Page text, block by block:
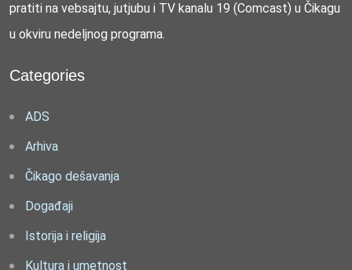
pratiti na vebsajtu, jutjubu i TV kanalu 19 (Comcast) u Čikagu
u okviru nedeljnog programa.
Categories
ADS
Arhiva
Čikago dešavanja
Događaji
Istorija i religija
Kultura i umetnost